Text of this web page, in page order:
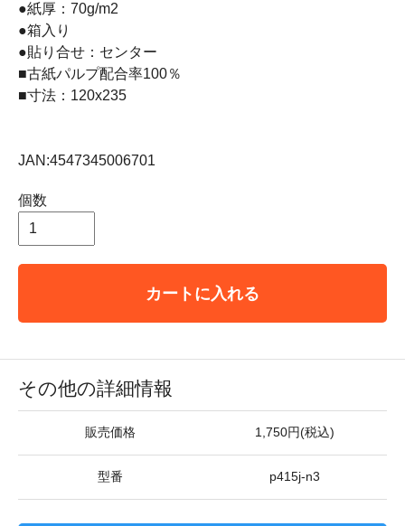
●紙厚：70g/m2
●箱入り
●貼り合せ：センター
■古紙パルプ配合率100％
■寸法：120x235
JAN:4547345006701
個数
カートに入れる
その他の詳細情報
販売価格 1,750円(税込)
型番 p415j-n3